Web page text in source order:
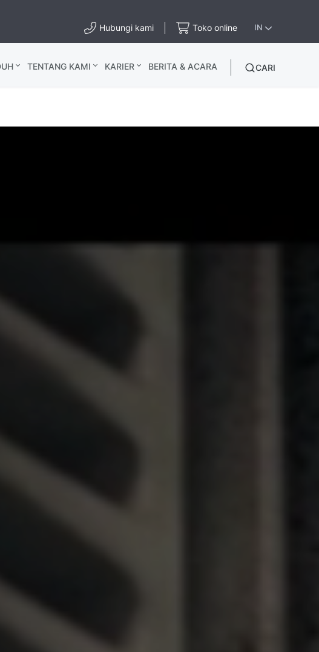
Hubungi kami Toko online IN
TENTANG KAMI KARIER BERITA & ACARA CARI